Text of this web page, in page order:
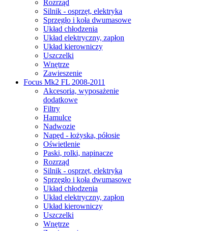
Rozrząd
Silnik - osprzęt, elektryka
Sprzęgło i koła dwumasowe
Układ chłodzenia
Układ elektryczny, zapłon
Układ kierowniczy
Uszczelki
Wnętrze
Zawieszenie
Focus Mk2 FL 2008-2011
Akcesoria, wyposażenie
dodatkowe
Filtry
Hamulce
Nadwozie
Napęd - łożyska, półosie
Oświetlenie
Paski, rolki, napinacze
Rozrząd
Silnik - osprzęt, elektryka
Sprzęgło i koła dwumasowe
Układ chłodzenia
Układ elektryczny, zapłon
Układ kierowniczy
Uszczelki
Wnętrze